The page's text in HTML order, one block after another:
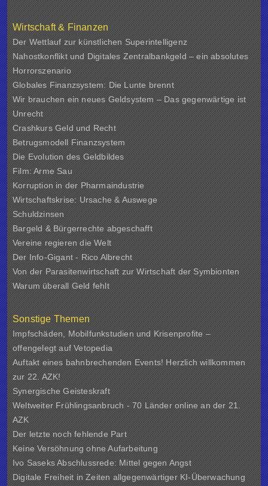
Wirtschaft & Finanzen
Der Wettlauf zur künstlichen Superintelligenz
Nahostkonflikt und Digitales Zentralbankgeld – ein absolutes
Horrorszenario
Globales Finanzsystem: Die Lunte brennt
Wir brauchen ein neues Geldsystem – Das gegenwärtige ist
Unrecht
Crashkurs Geld und Recht
Betrugsmodell Finanzsystem
Die Evolution des Geldbildes
Film: Arme Sau
Korruption in der Pharmaindustrie
Wirtschaftskrise: Ursache & Auswege
Schuldzinsen
Bargeld & Bürgerrechte abgeschafft
Vereine regieren die Welt
Der Info-Gigant - Rico Albrecht
Von der Parasitenwirtschaft zur Wirtschaft der Symbionten
Warum überall Geld fehlt
Sonstige Themen
Impfschäden, Mobilfunkstudien und Krisenprofite –
offengelegt auf Vetopedia
Auftakt eines bahnbrechenden Events! Herzlich willkommen
zur 22. AZK!
Synergische Geisteskraft
Weltweiter Frühlingsanbruch - 70 Länder online an der 21.
AZK
Der letzte noch fehlende Part
Keine Versöhnung ohne Aufarbeitung
Ivo Saseks Abschlussrede: Mittel gegen Angst
Digitale Freiheit in Zeiten allgegenwärtiger KI-Überwachung